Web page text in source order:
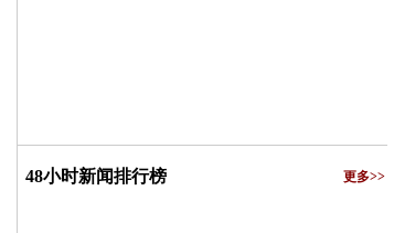
48小时新闻排行榜 更多>>